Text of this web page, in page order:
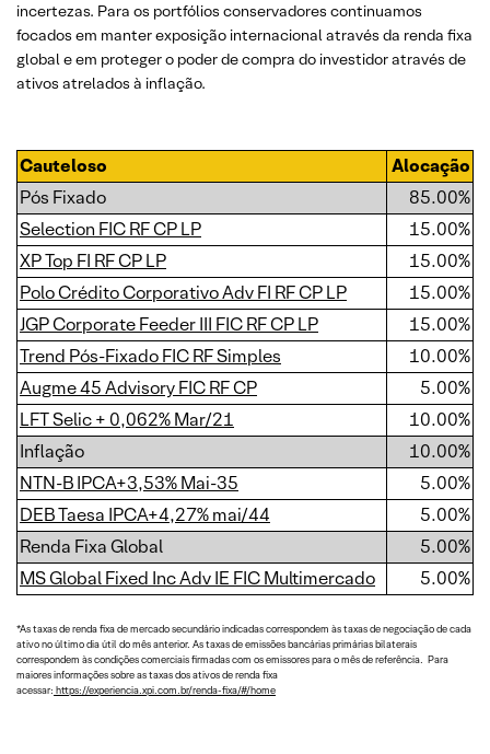
incertezas. Para os portfólios conservadores continuamos
focados em manter exposição internacional através da renda fixa
global e em proteger o poder de compra do investidor através de
ativos atrelados à inflação.
Cauteloso
Alocação
Pós Fixado
85.00%
Selection FIC RF CP LP
15.00%
XP Top FI RF CP LP
15.00%
Polo Crédito Corporativo Adv FI RF CP LP
15.00%
JGP Corporate Feeder III FIC RF CP LP
15.00%
Trend Pós-Fixado FIC RF Simples
10.00%
Augme 45 Advisory FIC RF CP
5.00%
LFT Selic + 0,062% Mar/21
10.00%
Inflação
10.00%
NTN-B IPCA+3,53% Mai-35
5.00%
DEB Taesa IPCA+4,27% mai/44
5.00%
Renda Fixa Global
5.00%
MS Global Fixed Inc Adv IE FIC Multimercado
5.00%
*As taxas de renda fixa de mercado secundário indicadas correspondem às taxas de negociação de cada
ativo no último dia útil do mês anterior. As taxas de emissões bancárias primárias bilaterais
correspondem às condições comerciais firmadas com os emissores para o mês de referência. Para
maiores informações sobre as taxas dos ativos de renda fixa
acessar: https://experiencia.xpi.com.br/renda-fixa/#/home